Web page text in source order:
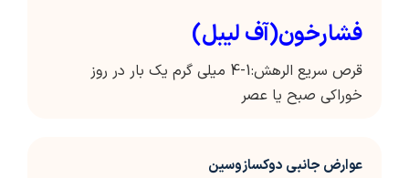
فشارخون(آف لیبل)
قرص سریع الرهش:1-4 میلی گرم یک بار در روز
خوراکی صبح یا عصر
عوارض جانبی دوکسازوسین